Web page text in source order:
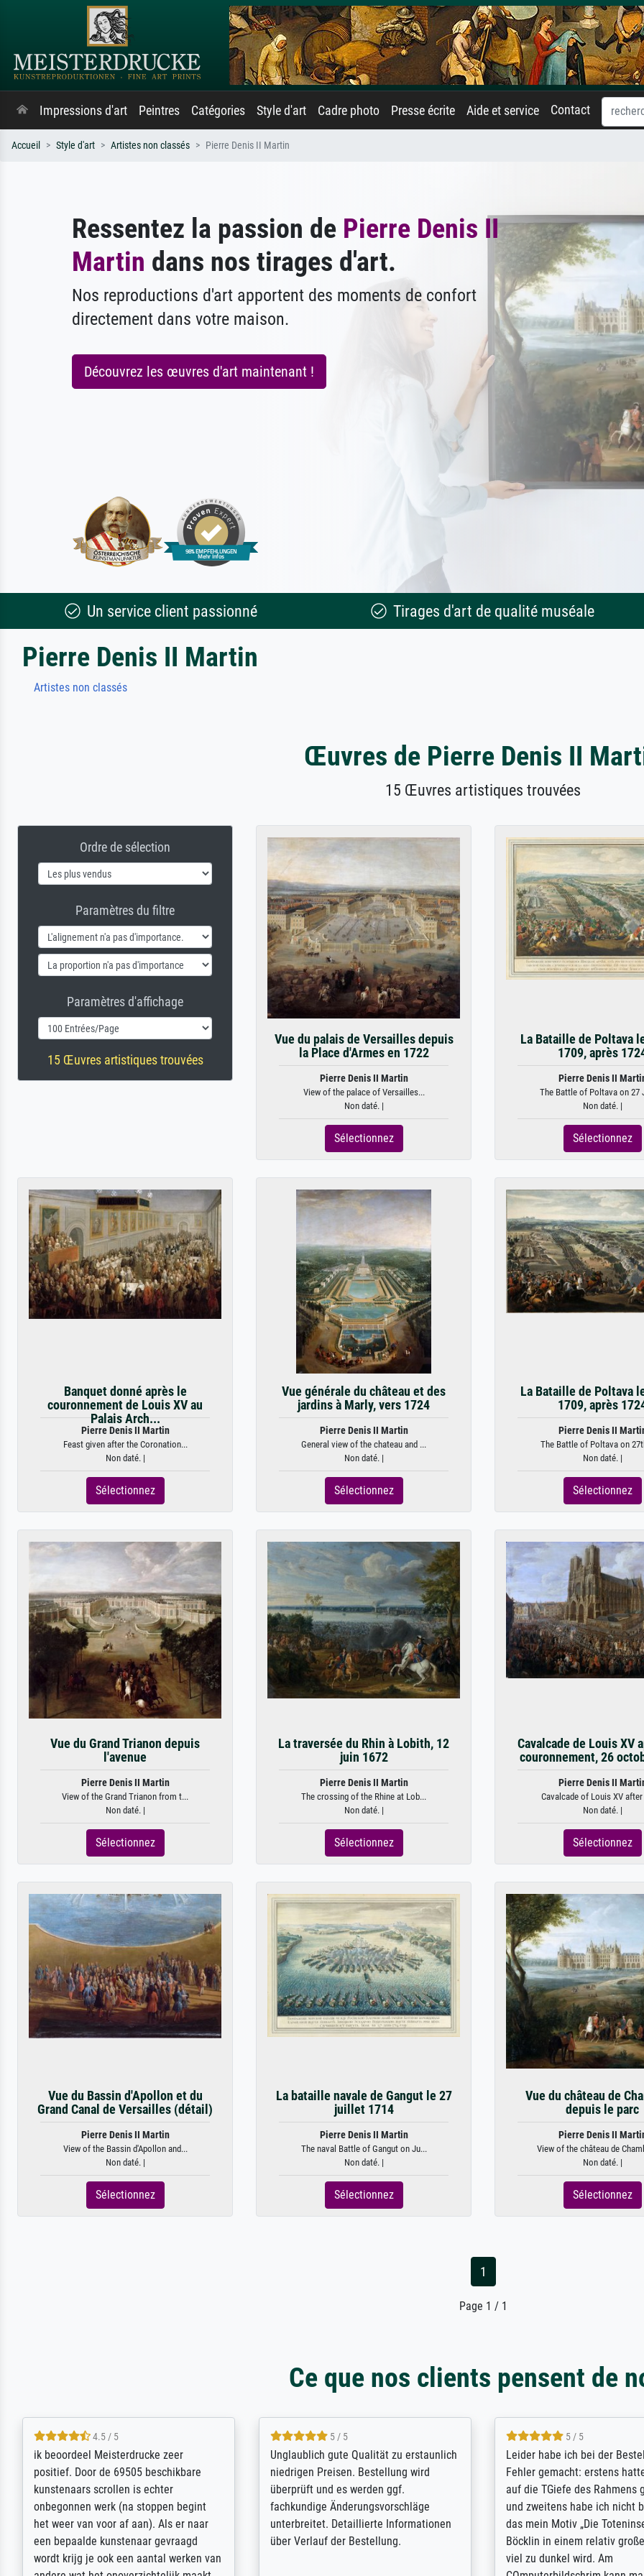
Impressions d'art Peintres Catégories Style d'art Cadre photo Presse écrite Aide et service Contact
Accueil Style d'art Artistes non classés Pierre Denis II Martin
Ressentez la passion de Pierre Denis II
Martin dans nos tirages d'art.
Nos reproductions d'art apportent des moments de confort
directement dans votre maison.
Découvrez les œuvres d'art maintenant !
Un service client passionné Tirages d'art de qualité muséale
Pierre Denis II Martin
Artistes non classés
Œuvres de Pierre Denis II
15 Œuvres artistiques trouvées
Ordre de sélection
Paramètres du filtre
Paramètres d'affichage
15 Œuvres artistiques trouvées
Vue du palais de Versailles depuis
la Place d'Armes en 1722
Pierre Denis II Martin
View of the palace of Versailles...
Non daté. |
Sélectionnez
La Bataille de Poltava
1709, après
Pierre Denis II
The Battle of Poltava on 27
Non daté. |
Sélectionnez
Banquet donné après le
couronnement de Louis XV au
Palais Arch...
Pierre Denis II Martin
Feast given after the Coronation...
Non daté. |
Sélectionnez
Vue générale du château et des
jardins à Marly, vers 1724
Pierre Denis II Martin
General view of the chateau and ...
Non daté. |
Sélectionnez
La Bataille de Poltava
1709, après
Pierre Denis II
The Battle of Poltava on
Non daté. |
Sélectionnez
Vue du Grand Trianon depuis
l'avenue
Pierre Denis II Martin
View of the Grand Trianon from t...
Non daté. |
Sélectionnez
La traversée du Rhin à Lobith, 12
juin 1672
Pierre Denis II Martin
The crossing of the Rhine at Lob...
Non daté. |
Sélectionnez
Cavalcade de Louis XV
couronnement, 26
Pierre Denis II
Cavalcade of Louis XV
Non daté. |
Sélectionnez
Vue du Bassin d'Apollon et du
Grand Canal de Versailles (détail)
Pierre Denis II Martin
View of the Bassin d'Apollon and...
Non daté. |
Sélectionnez
La bataille navale de Gangut le 27
juillet 1714
Pierre Denis II Martin
The naval Battle of Gangut on Ju...
Non daté. |
Sélectionnez
Vue du château de
depuis le parc
Pierre Denis II
View of the château de
Non daté. |
Sélectionnez
1
Page 1 / 1
Ce que nos clients pensent de
5 / 5
Die Zufriedenheit ist auch nicht dadurch
getrübt, dass das Bild entgegen einer
angegebenen Lieferanschrift (sollte
eine Überraschung für die normannische
Ehefrau sein zum Hochzeits- gleichzeitig
auch Geburtstag sein) doch nach zu
Hause zugestellt wurde.
5 / 5
Excellent / Highly recommended. The
selection, ordering and payment process
were easy, shipping was efficient and
the item itself exceeds expectations. I
am based in the UK and found the site
searching for a specific print - I am very
5 / 5
The team at Meisterdrucke
meet its clients demands,
expert advice on how to
results for the prints
client. The company has a
repertoire of prints to
will provide excellent service